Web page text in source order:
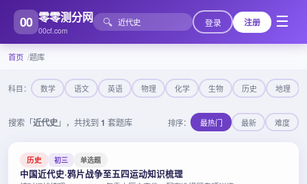
00 零零测分网
00cf.com
🔍 登录 注册 ☰
首页 题库
科目： 数学 语文 英语 物理 化学 生物 历史 地理
搜索「近代史」，共找到 1 套题库 排序： 最热门 最新 难度
历史 初三 单选题
中国近代史·鸦片战争至五四运动知识梳理